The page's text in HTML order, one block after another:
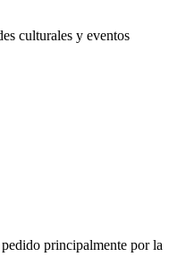
culturales y eventos
principalmente por la